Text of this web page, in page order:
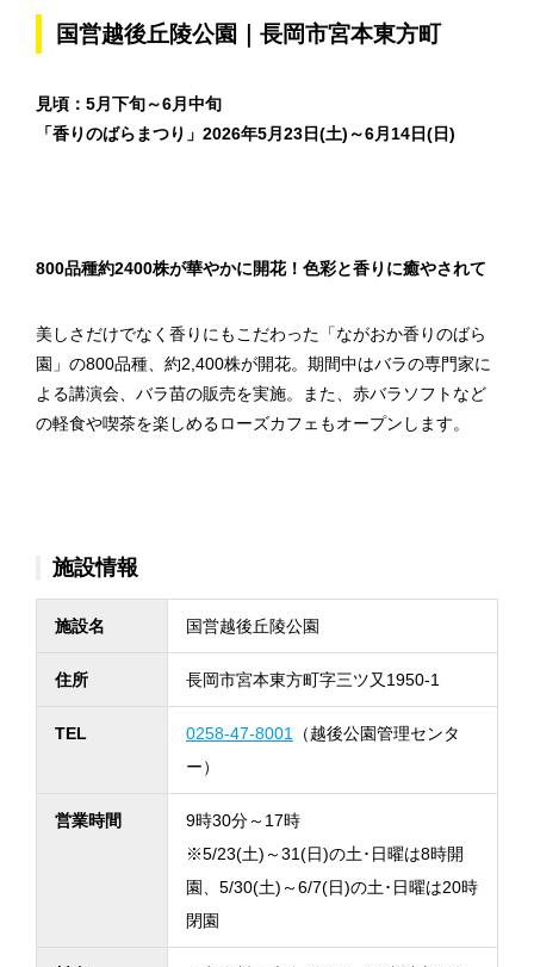
国営越後丘陵公園｜長岡市宮本東方町
見頃：5月下旬～6月中旬
「香りのばらまつり」2026年5月23日(土)～6月14日(日)
800品種約2400株が華やかに開花！色彩と香りに癒やされて
美しさだけでなく香りにもこだわった「ながおか香りのばら
園」の800品種、約2,400株が開花。期間中はバラの専門家に
よる講演会、バラ苗の販売を実施。また、赤バラソフトなど
の軽食や喫茶を楽しめるローズカフェもオープンします。
施設情報
施設名 国営越後丘陵公園
住所 長岡市宮本東方町字三ツ又1950-1
TEL 0258-47-8001
（越後公園管理センタ
ー）
営業時間
9時30分～17時
※5/23(土)～31(日)の土･日曜は8時開
園、5/30(土)～6/7(日)の土･日曜は20時
閉園